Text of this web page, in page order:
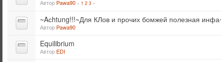
Автор Pawa90 « 1 2 3 »
~Aсhtung!!!~Для КЛов и прочих бомжей полезная
Автор Pawa90
Equilibrium
Автор EDI